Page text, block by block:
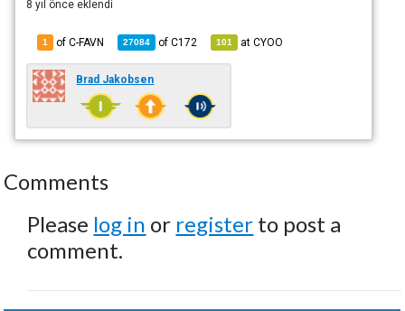
8 yıl önce eklendi
1 of C-FAVN 27084 ofC172 101 atCYOO
Brad Jakobsen
Comments
Please log in or register to post a
comment.